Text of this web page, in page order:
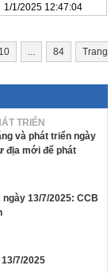
1/1/2025 12:47:04
10 ... 84
Trang
TRIỂN
và phát triển ngày
địa mới để phát
13/7/2025: CCB
7/2025